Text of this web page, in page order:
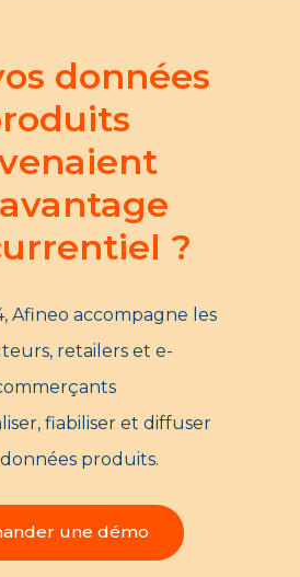
données
?
Afineo accompagne les
retailers et e-
fiabiliser et diffuser
produits.
une démo